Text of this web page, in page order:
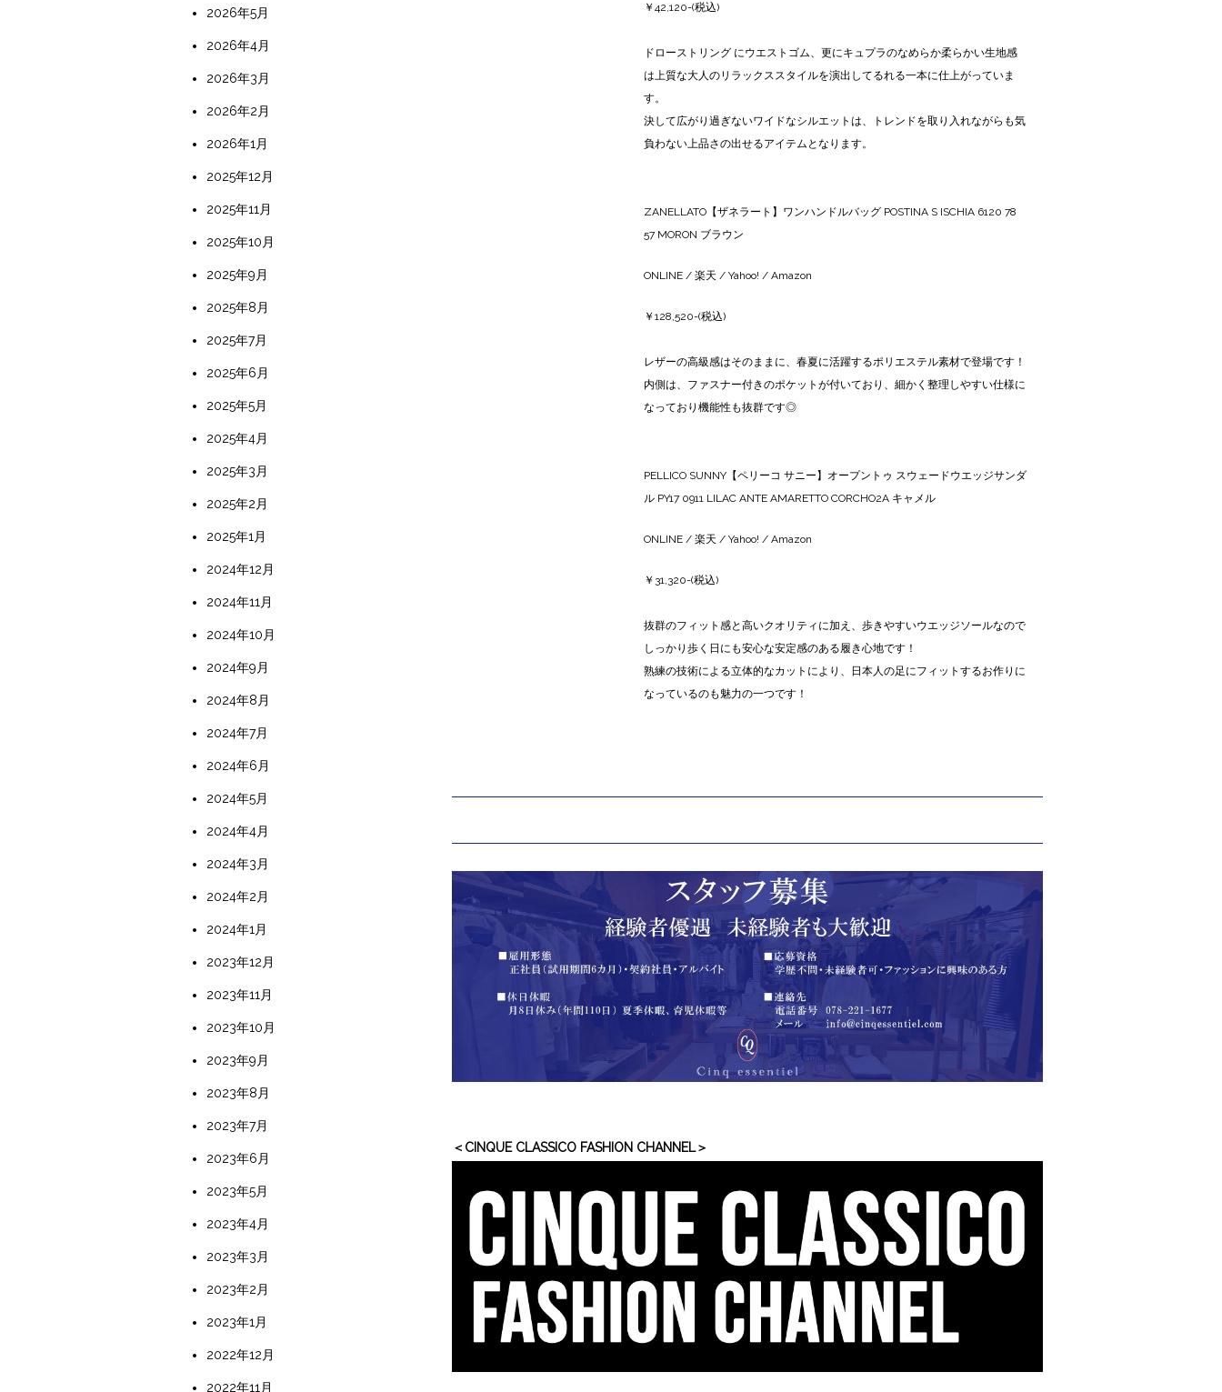
￥42,120-(税込)
ドローストリング にウエストゴム、更にキュプラのなめらか柔らかい生地感
は上質な大人のリラックススタイルを演出してるれる一本に仕上がっていま
す。
決して広がり過ぎないワイドなシルエットは、トレンドを取り入れながらも気
負わない上品さの出せるアイテムとなります。
ZANELLATO【ザネラート】ワンハンドルバッグ POSTINA S ISCHIA 6120 78
57 MORON ブラウン
ONLINE /楽天 /Yahoo! /Amazon
￥128,520-(税込)
レザーの高級感はそのままに、春夏に活躍するポリエステル素材で登場です！
内側は、ファスナー付きのポケットが付いており、細かく整理しやすい仕様に
なっており機能性も抜群です◎
PELLICO SUNNY【ペリーコ サニー】オープントゥ スウェードウエッジサンダ
ル PY17 0911 LILAC ANTE AMARETTO CORCHO2A キャメル
ONLINE /楽天 / Yahoo!/ Amazon
￥31,320-(税込)
抜群のフィット感と高いクオリティに加え、歩きやすいウエッジソールなので
しっかり歩く日にも安心な安定感のある履き心地です！
熟練の技術による立体的なカットにより、日本人の足にフィットするお作りに
なっているのも魅力の一つです！
＜CINQUE CLASSICO FASHION CHANNEL＞
2026年5月
2026年4月
2026年3月
2026年2月
2026年1月
2025年12月
2025年11月
2025年10月
2025年9月
2025年8月
2025年7月
2025年6月
2025年5月
2025年4月
2025年3月
2025年2月
2025年1月
2024年12月
2024年11月
2024年10月
2024年9月
2024年8月
2024年7月
2024年6月
2024年5月
2024年4月
2024年3月
2024年2月
2024年1月
2023年12月
2023年11月
2023年10月
2023年9月
2023年8月
2023年7月
2023年6月
2023年5月
2023年4月
2023年3月
2023年2月
2023年1月
2022年12月
2022年11月